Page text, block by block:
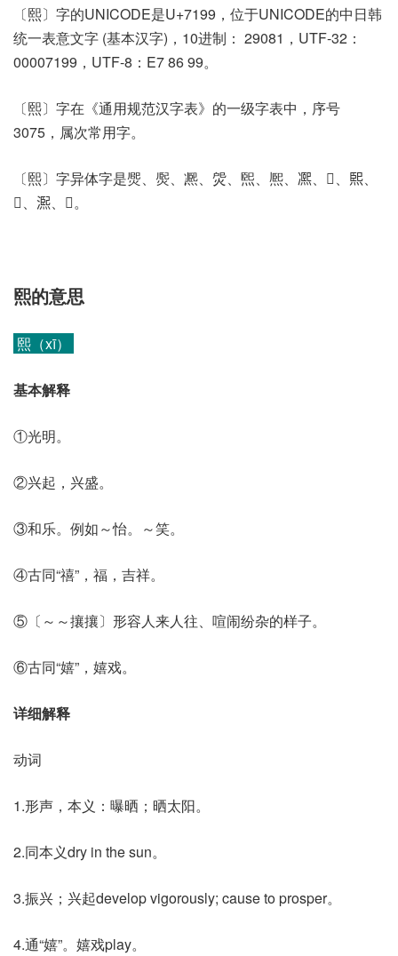
〔熙〕字的UNICODE是U+7199，位于UNICODE的中日韩
统一表意文字 (基本汉字)，10进制： 29081，UTF-32：
00007199，UTF-8：E7 86 99。
〔熙〕字在《通用规范汉字表》的一级字表中，序号
3075，属次常用字。
〔熙〕字异体字是㷗、㷩、凞、焈、煕、熈、𠘕、𤇴、𤋮、
𤎹、𤏁、𤐤。
熙的意思
熙（xī）
基本解释
①光明。
②兴起，兴盛。
③和乐。例如～怡。～笑。
④古同“禧”，福，吉祥。
⑤〔～～攘攘〕形容人来人往、喧闹纷杂的样子。
⑥古同“嬉”，嬉戏。
详细解释
动词
1.形声，本义：曝晒；晒太阳。
2.同本义dry in the sun。
3.振兴；兴起develop vigorously; cause to prosper。
4.通“嬉”。嬉戏play。